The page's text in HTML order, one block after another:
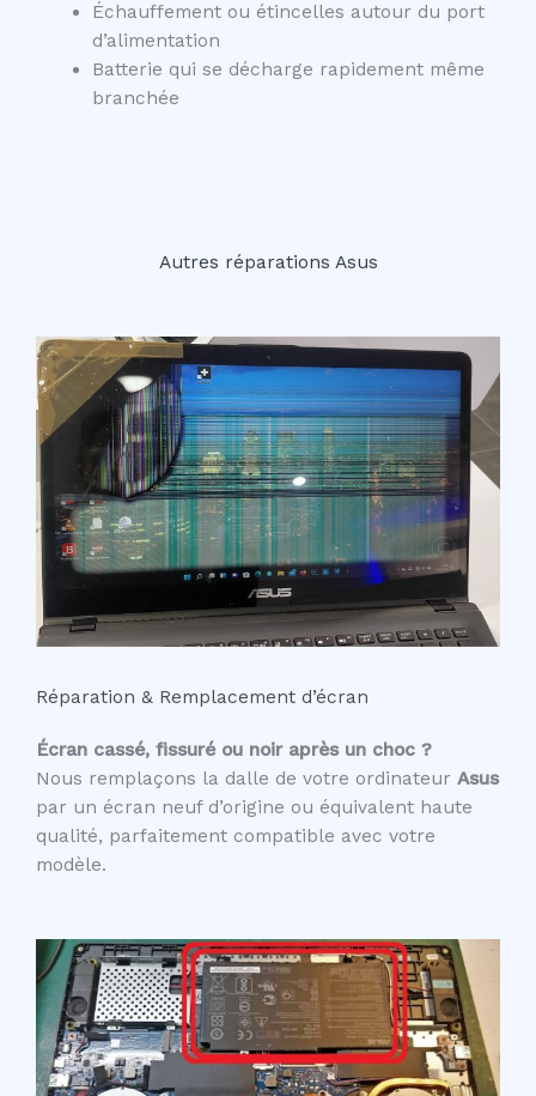
Échauffement ou étincelles autour du port
d’alimentation
Batterie qui se décharge rapidement même
branchée
Autres réparations Asus
Réparation & Remplacement d’écran
Écran cassé, fissuré ou noir après un choc ?
Nous remplaçons la dalle de votre ordinateur Asus
par un écran neuf d’origine ou équivalent haute
qualité, parfaitement compatible avec votre
modèle.